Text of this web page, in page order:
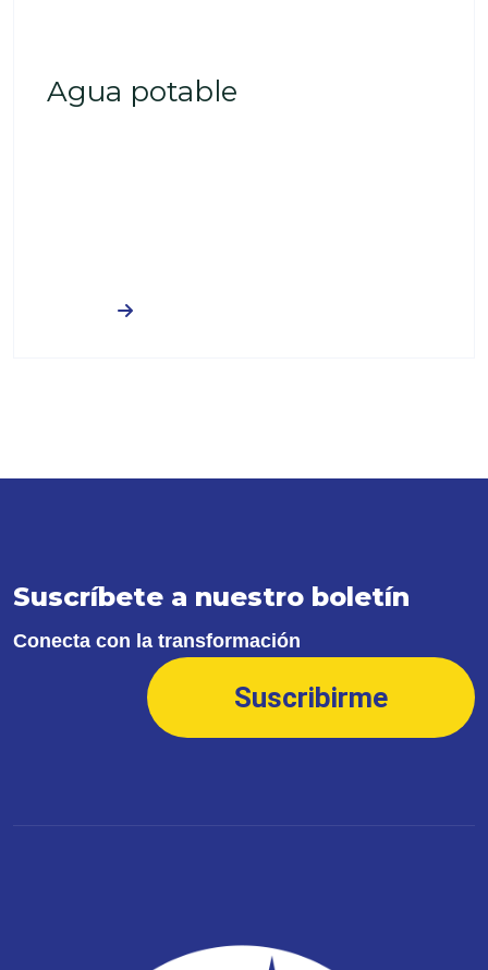
Agua potable
Suscríbete a nuestro boletín
Conecta con la transformación
Suscribirme